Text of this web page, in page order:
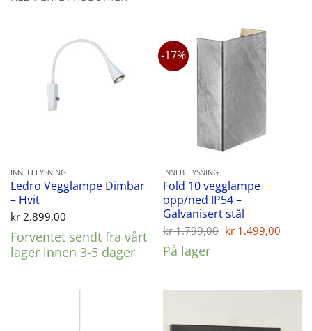
INNEBELYSNING
Ledro Vegglampe Dimbar
– Hvit
kr2.899,00
Forventet sendt fra vårt
lager innen 3-5 dager
-17%
INNEBELYSNING
Fold 10 vegglampe
opp/ned IP54 –
Galvanisert stål
kr1.799,00 Opprinnelig
kr 1.499,00
På lager